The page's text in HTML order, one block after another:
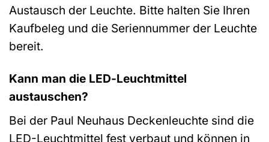
Austausch der Leuchte. Bitte halten Sie Ihren
Kaufbeleg und die Seriennummer der Leuchte
bereit.
Kann man die LED-Leuchtmittel
austauschen?
Bei der Paul Neuhaus Deckenleuchte sind die
LED-Leuchtmittel fest verbaut und können in